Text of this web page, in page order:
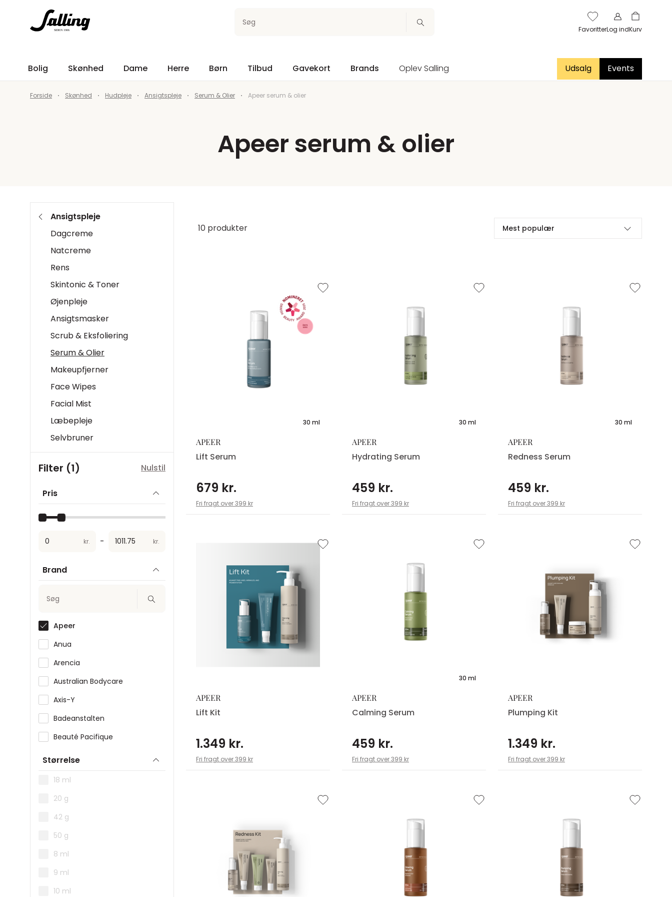
Søg
FavoritterLog indKurv
Bolig Skønhed Dame Herre Børn Tilbud Gavekort Brands Oplev Salling Udsalg Events
Forside Skønhed Hudpleje Ansigtspleje Serum & Olier Apeer serum & olier
Apeer serum & olier
Ansigtspleje
Dagcreme
Natcreme
Rens
Skintonic & Toner
Øjenpleje
Ansigtsmasker
Scrub & Eksfoliering
Serum & Olier
Makeupfjerner
Face Wipes
Facial Mist
Læbepleje
Selvbruner
Filter (1) Nulstil
Pris
kr. - kr.
Brand
Søg
Apeer
Anua
Arencia
Australian Bodycare
Axis-Y
Badeanstalten
Beauté Pacifique
Beauty of Joseon
Størrelse
18 ml
20 g
42 g
50 g
8 ml
9 ml
10 ml
10 produkter Mest populær
30 ml
APEER
Lift Serum
679 kr.
Fri fragt over 399 kr
30 ml
APEER
Hydrating Serum
459 kr.
Fri fragt over 399 kr
30 ml
APEER
Redness Serum
459 kr.
Fri fragt over 399 kr
APEER
Lift Kit
1.349 kr.
Fri fragt over 399 kr
30 ml
APEER
Calming Serum
459 kr.
Fri fragt over 399 kr
APEER
Plumping Kit
1.349 kr.
Fri fragt over 399 kr